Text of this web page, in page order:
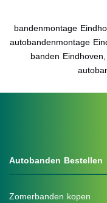
bandenmontage
autobandenmontage
banden
Autobanden Bestellen
Zomerbanden kopen